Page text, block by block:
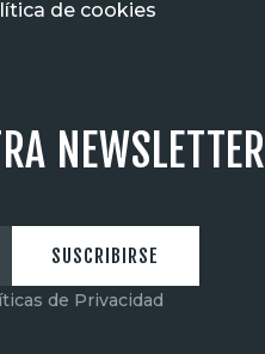
de cookies
NEWSLETTER
de Privacidad